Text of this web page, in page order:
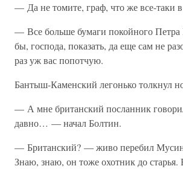
— Да не томите, граф, что же все-таки в
— Все больше бумаги покойного Петра
бы, господа, показать, да еще сам не
раз уж вас попотчую.
Бантыш-Каменский легонько толкнул
— А мне британский посланник
давно… — начал Болтин.
— Британский? — живо перебил
Знаю, знаю, он тоже охотник до